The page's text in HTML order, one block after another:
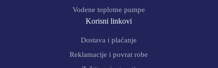
Vodene toplotne pumpe
Korisni linkovi
Dostava i plaćanje
Reklamacije i povrat robe